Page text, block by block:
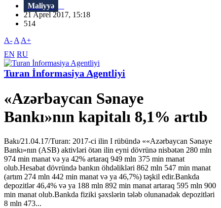
Maliyyə
21 Aprel 2017, 15:18
514
A- A A+
EN RU
Turan İnformasiya Agentliyi
«Azərbaycan Sənaye
Bankı»nın kapitalı 8,1% artıb
Bakı/21.04.17/Turan: 2017-ci ilin I rübündə ««Azərbaycan Sənaye
Bankı»nın (ASB) aktivləri ötən ilin eyni dövrünə nisbətən 280 mln
974 min manat və ya 42% artaraq 949 mln 375 min manat
olub.Hesabat dövründə bankın öhdəlikləri 862 mln 547 min manat
(artım 274 mln 442 min manat və ya 46,7%) təşkil edir.Bankda
depozitlər 46,4% və ya 188 mln 892 min manat artaraq 595 mln 900
min manat olub.Bankda fiziki şəxslərin tələb olunanadək depozitləri
8 mln 473...